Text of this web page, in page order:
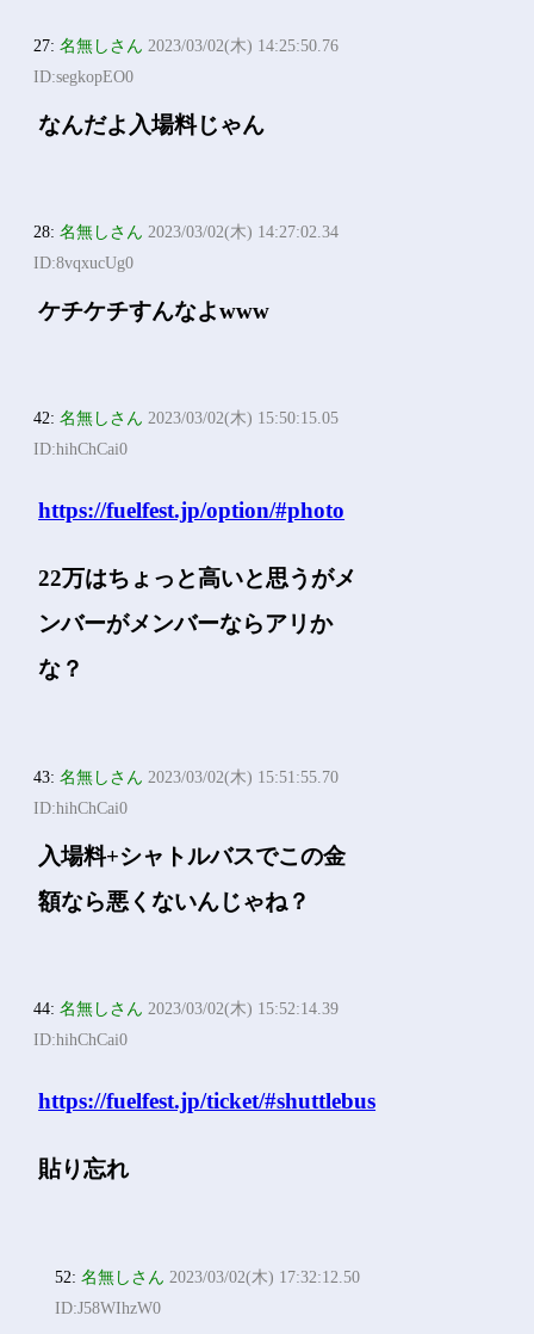
27:名無しさん 2023/03/02(木) 14:25:50.76
ID:segkopEO0
なんだよ入場料じゃん
28:名無しさん 2023/03/02(木) 14:27:02.34
ID:8vqxucUg0
ケチケチすんなよwww
42:名無しさん 2023/03/02(木) 15:50:15.05
ID:hihChCai0
https://fuelfest.jp/option/#photo
22万はちょっと高いと思うがメ
ンバーがメンバーならアリか
な？
43:名無しさん 2023/03/02(木) 15:51:55.70
ID:hihChCai0
入場料+シャトルバスでこの金
額なら悪くないんじゃね？
44:名無しさん 2023/03/02(木) 15:52:14.39
ID:hihChCai0
https://fuelfest.jp/ticket/#shuttlebus
貼り忘れ
52:名無しさん 2023/03/02(木) 17:32:12.50
ID:J58WIhzW0